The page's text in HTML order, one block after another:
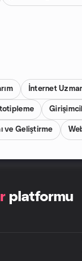
İnternet
ve Geliştirme
platformu